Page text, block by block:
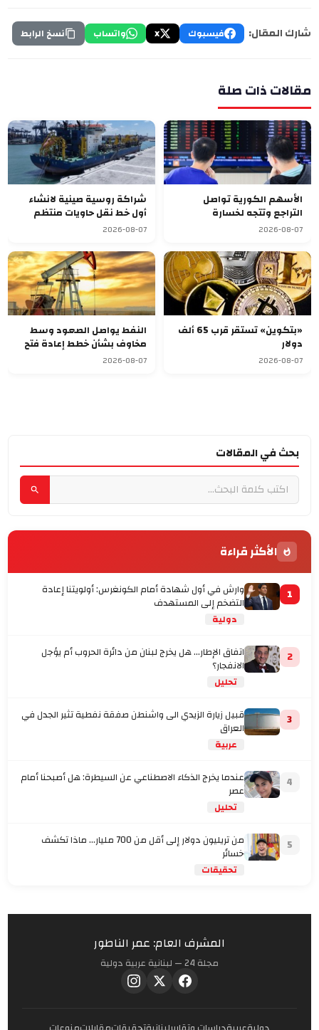
شارك المقال: فيسبوك X واتساب نسخ الرابط
مقالات ذات صلة
الأسهم الكورية تواصل
التراجع وتتجه لخسارة
أسبوعية سابعة
2026-08-07
شراكة روسية صينية لانشاء
أول خط نقل حاويات منتظم
يربط آسيا بأوروبا
2026-08-07
«بتكوين» تستقر قرب 65 ألف
دولار
2026-08-07
النفط يواصل الصعود وسط
مخاوف بشأن خطط إعادة فتح
مضيق هرمز
2026-08-07
بحث في المقالات
الأكثر قراءة
1 وارش في أول شهادة أمام الكونغرس: أولويتنا إعادة
التضخم إلى المستهدف
دولية
2 اتفاق الإطار... هل يخرج لبنان من دائرة الحروب أم يؤجل
الانفجار؟
تحليل
3 قبيل زيارة الزيدي الى واشنطن صفقة نفطية تثير الجدل في
العراق
عربية
4 عندما يخرج الذكاء الاصطناعي عن السيطرة: هل أصبحنا أمام
عصر
تحليل
5 من تريليون دولار إلى أقل من 700 مليار… ماذا تكشف
خسائر
تحقيقات
المشرف العام: عمر الناطور
مجلة 24 — لبنانية عربية دولية